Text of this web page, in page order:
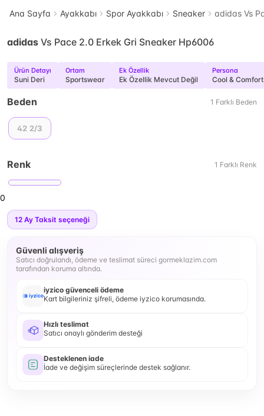
Ana Sayfa Ayakkabı Spor Ayakkabı Sneaker adidas Vs
adidas Vs Pace 2.0 Erkek Gri Sneaker Hp6006
Ürün Detayı
Suni Deri
Ortam
Sportswear
Ek Özellik
Ek Özellik Mevcut Değil
Persona
Cool & Comfort
Beden 1 Farklı Beden
42 2/3
Renk 1 Farklı Renk
0
12 Ay Taksit seçeneği
Güvenli alışveriş
Satıcı doğrulandı, ödeme ve teslimat süreci gormeklazim.com
tarafından koruma altında.
iyzico güvenceli ödeme
Kart bilgileriniz şifreli, ödeme iyzico korumasında.
Hızlı teslimat
Satıcı onaylı gönderim desteği
Desteklenen iade
İade ve değişim süreçlerinde destek sağlanır.